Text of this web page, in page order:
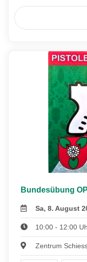
Bundesübung
Sa, 8. August
10:00 - 12:00
Zentrum